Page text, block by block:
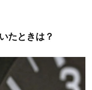
たときは？